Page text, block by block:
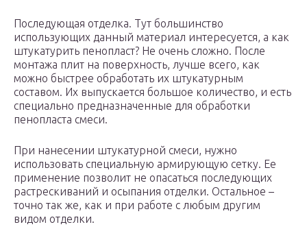
Последующая отделка. Тут большинство
использующих данный материал интересуется, а как
штукатурить пенопласт? Не очень сложно. После
монтажа плит на поверхность, лучше всего, как
можно быстрее обработать их штукатурным
составом. Их выпускается большое количество, и есть
специально предназначенные для обработки
пенопласта смеси.
При нанесении штукатурной смеси, нужно
использовать специальную армирующую сетку. Ее
применение позволит не опасаться последующих
растрескиваний и осыпания отделки. Остальное –
точно так же, как и при работе с любым другим
видом отделки.